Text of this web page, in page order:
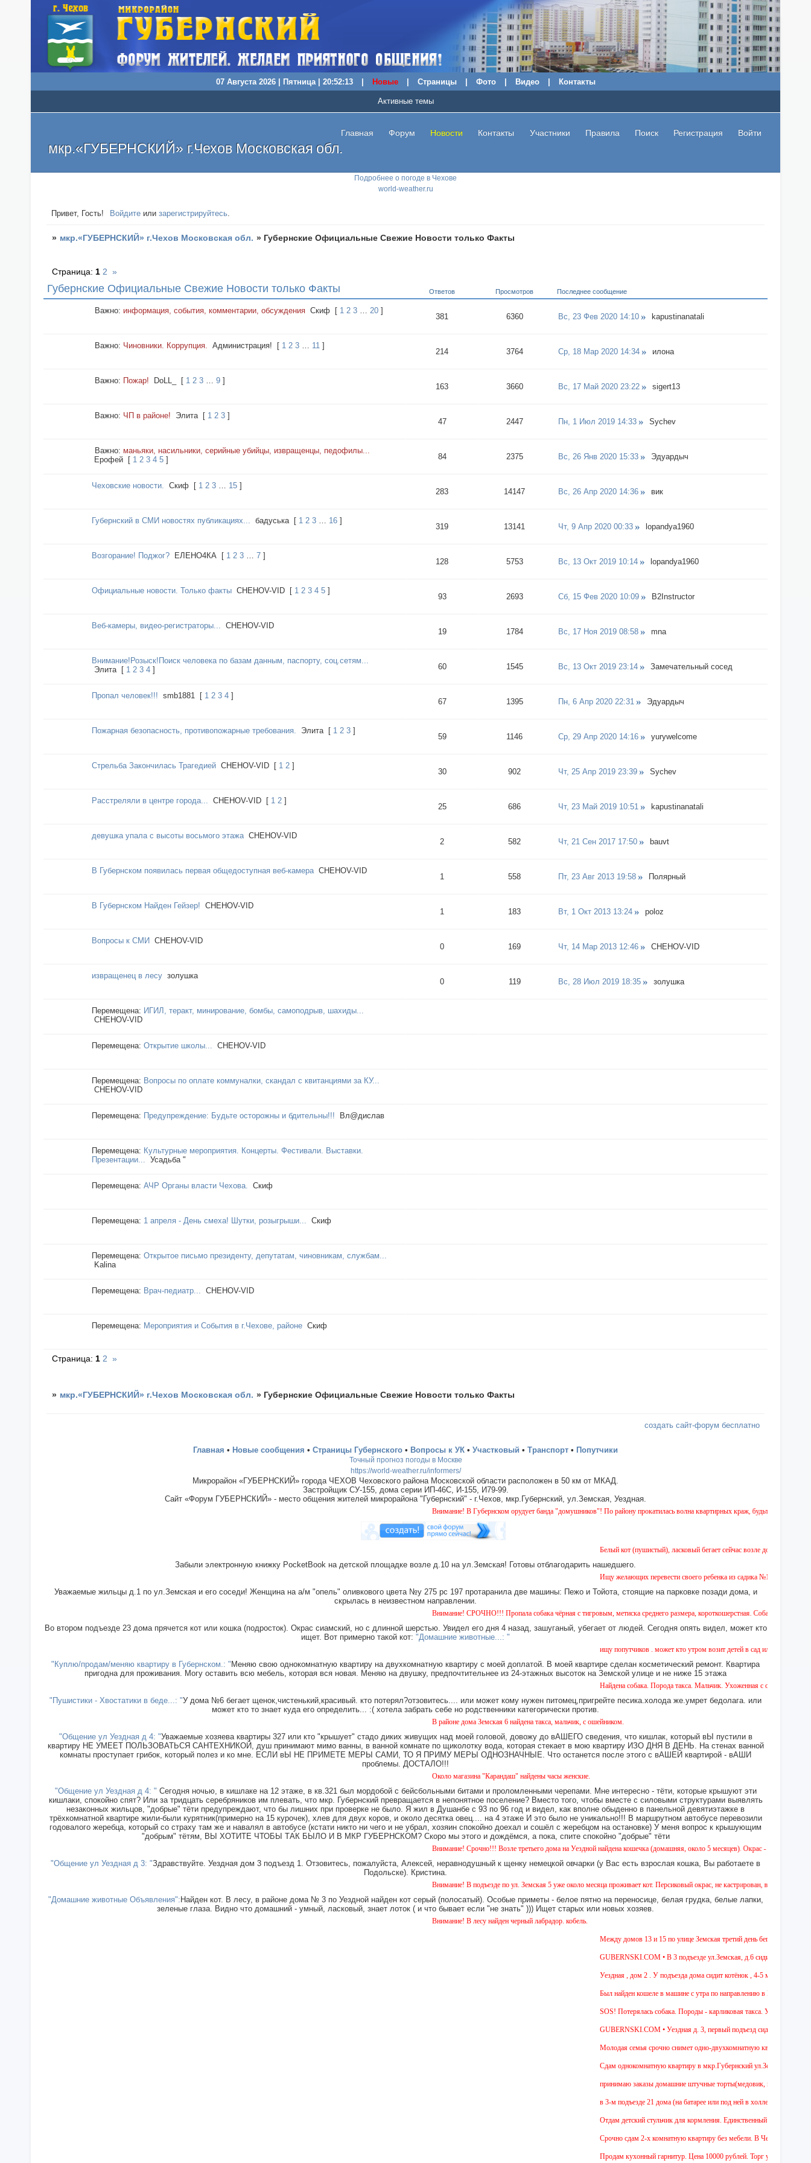
07 Августа 2026 | Пятница | 20:52:14 Новые Страницы Фото Видео Контакты
Подробнее о погоде в Чехове
world-weather.ru
мкр.«ГУБЕРНСКИЙ» г.Чехов Московская обл.
Главная Форум Новости Контакты Участники Правила Поиск Регистрация Войти
Активные темы
Привет, Гость! Войдите илизарегистрируйтесь.
» мкр.«ГУБЕРНСКИЙ» г.Чехов Московская обл. » Губернские Официальные Свежие Новости только Факты
Губернские Официальные Свежие Новости только Факты
Страница:1 2 »
Ответов Просмотров Последнее сообщение
Важно: информация, события, комментарии, обсуждения Cкиф [ 1 2 3 … 20 ]
381 6360 Вс, 23 Фев 2020 14:10 kapustinanatali
Важно: Чиновники. Коррупция. Администрация! [ 1 2 3 … 11 ]
214 3764 Ср, 18 Мар 2020 14:34 илона
Важно: Пожар! DoLL_ [ 1 2 3 … 9 ]
163 3660 Вс, 17 Май 2020 23:22 sigert13
Важно: ЧП в районе! Элита [ 1 2 3 ]
47 2447 Пн, 1 Июл 2019 14:33 Sychev
Важно: маньяки, насильники, серийные убийцы, извращенцы, педофилы...
Ерофей
[ 1 2 3 4 5 ] 84 2375 Вс, 26 Янв 2020 15:33 Эдуардыч
Чеховские новости. Cкиф [ 1 2 3 … 15 ]
283 14147 Вс, 26 Апр 2020 14:36 вик
Губернский в СМИ новостях публикациях... бадуська [ 1 2 3 … 16 ]
319 13141 Чт, 9 Апр 2020 00:33 lopandya1960
Возгорание! Поджог? ЕЛЕНО4КА [ 1 2 3 … 7 ]
128 5753 Вс, 13 Окт 2019 10:14 lopandya1960
Официальные новости. Только факты CHEHOV-VID [ 1 2 3 4 5 ]
93 2693 Сб, 15 Фев 2020 10:09 B2Instructor
Веб-камеры, видео-регистраторы... CHEHOV-VID
19 1784 Вс, 17 Ноя 2019 08:58 mna
Внимание!Розыск!Поиск человека по базам данным, паспорту, соц.сетям...
Элита
[ 1 2 3 4 ] 60 1545 Вс, 13 Окт 2019 23:14 Замечательный сосед
Пропал человек!!! smb1881 [ 1 2 3 4 ]
67 1395 Пн, 6 Апр 2020 22:31 Эдуардыч
Пожарная безопасность, противопожарные требования. Элита [ 1 2 3 ]
59 1146 Ср, 29 Апр 2020 14:16 yurywelcome
Стрельба Закончилась Трагедией CHEHOV-VID [ 1 2 ]
30 902 Чт, 25 Апр 2019 23:39 Sychev
Расстреляли в центре города... CHEHOV-VID [ 1 2 ]
25 686 Чт, 23 Май 2019 10:51 kapustinanatali
девушка упала с высоты восьмого этажа CHEHOV-VID
2 582 Чт, 21 Сен 2017 17:50 bauvt
В Губернском появилась первая общедоступная веб-камера CHEHOV-VID
1 558 Пт, 23 Авг 2013 19:58 Полярный
В Губернском Найден Гейзер! CHEHOV-VID
1 183 Вт, 1 Окт 2013 13:24 poloz
Вопросы к СМИ CHEHOV-VID
0 169 Чт, 14 Мар 2013 12:46 CHEHOV-VID
извращенец в лесу золушка
0 119 Вс, 28 Июл 2019 18:35 золушка
Перемещена: ИГИЛ, теракт, минирование, бомбы, самоподрыв, шахиды...
CHEHOV-VID
Перемещена: Открытие школы... CHEHOV-VID
Перемещена: Вопросы по оплате коммуналки, скандал с квитанциями за КУ...
CHEHOV-VID
Перемещена: Предупреждение: Будьте осторожны и бдительны!!! Вл@дислав
Перемещена: Культурные мероприятия. Концерты. Фестивали. Выставки.
Презентации... Усадьба "
Перемещена: АЧР Органы власти Чехова. Cкиф
Перемещена: 1 апреля - День смеха! Шутки, розыгрыши... Cкиф
Перемещена: Открытое письмо президенту, депутатам, чиновникам, службам...
Kalina
Перемещена: Врач-педиатр... CHEHOV-VID
Перемещена: Мероприятия и События в г.Чехове, районе Cкиф
Страница: 1 2 »
» мкр.«ГУБЕРНСКИЙ» г.Чехов Московская обл. » Губернские Официальные Свежие Новости только Факты
создать сайт-форум бесплатно
Главная • Новые сообщения • Страницы Губернского • Вопросы к УК • Участковый • Транспорт • Попутчики
Точный прогноз погоды в Москве
https://world-weather.ru/informers/
Микрорайон «ГУБЕРНСКИЙ» города ЧЕХОВ Чеховского района Московской области расположен в 50 км от МКАД.
Застройщик СУ-155, дома серии ИП-46С, И-155, И79-99.
Сайт «Форум ГУБЕРНСКИЙ» - место общения жителей микрорайона "Губернский" - г.Чехов, мкр.Губернский, ул.Земская, Уездная.
Внимание! В Губернском орудует банда "домушников"! По району прокатилась волна квартирных краж, будьте бдительны!
Белый кот (пушистый), ласковый бегает сейчас возле дома № 2 на
Забыли электронную книжку PocketBook на детской площадке возле д.10 на ул.Земская! Готовы отблагодарить нашедшего.
Ищу желающих перевести своего ребенка из садика №11 в садик № 26.
Уважаемые жильцы д.1 по ул.Земская и его соседи! Женщина на а/м "опель" оливкового цвета №у 275 рс 197 протаранила две машины: Пежо и Тойота, стоящие на парковке позади дома, и
скрылась в неизвестном направлении.
Внимание! СРОЧНО!!! Пропала собака чёрная с тигровым, метиска среднего размера, короткошерстная. Собака пугливая, не
Во втором подъезде 23 дома прячется кот или кошка (подросток). Окрас сиамский, но с длинной шерстью. Увидел его дня 4 назад, зашуганый, убегает от людей. Сегодня опять видел, может кто
ищет. Вот примерно такой кот: "Домашние животные...: "
ищу попутчиков . может кто утром возит детей в сад или в школу в город
"Куплю/продам/меняю квартиру в Губернском.: "Меняю свою однокомнатную квартиру на двухкомнатную квартиру с моей доплатой. В моей квартире сделан косметический ремонт. Квартира
пригодна для проживания. Могу оставить всю мебель, которая вся новая. Меняю на двушку, предпочтительнее из 24-этажных высоток на Земской улице и не ниже 15 этажа
Найдена собака. Порода такса. Мальчик. Ухоженная с ошейником. Найдена
"Пушистики - Хвостатики в беде...: "У дома №6 бегает щенок,чистенький,красивый. кто потерял?отзовитесь.... или может кому нужен питомец,пригрейте песика.холода же.умрет бедолага. или
может кто то знает куда его определить... :( хотела забрать себе но родственники категорически против.
В районе дома Земская 6 найдена такса, мальчик, с ошейником.
"Общение ул Уездная д 4: "Уважаемые хозяева квартиры 327 или кто "крышует" стадо диких живущих над моей головой, довожу до вАШЕГО сведения, что кишлак, который вЫ пустили в
квартиру НЕ УМЕЕТ ПОЛЬЗОВАТЬСЯ САНТЕХНИКОЙ, душ принимают мимо ванны, в ванной комнате по щиколотку вода, которая стекает в мою квартиру ИЗО ДНЯ В ДЕНЬ. На стенах ванной
комнаты проступает грибок, который полез и ко мне. ЕСЛИ вЫ НЕ ПРИМЕТЕ МЕРЫ САМИ, ТО Я ПРИМУ МЕРЫ ОДНОЗНАЧНЫЕ. Что останется после этого с вАШЕЙ квартирой - вАШИ
проблемы. ДОСТАЛО!!!
Около магазина "Карандаш" найдены часы женские.
"Общение ул Уездная д 4: " Сегодня ночью, в кишлаке на 12 этаже, в кв.321 был мордобой с бейсбольными битами и проломленными черепами. Мне интересно - тёти, которые крышуют эти
кишлаки, спокойно спят? Или за тридцать серебряников им плевать, что мкр. Губернский превращается в непонятное поселение? Вместо того, чтобы вместе с силовыми структурами выявлять
незаконных жильцов, "добрые" тёти предупреждают, что бы лишних при проверке не было. Я жил в Душанбе с 93 по 96 год и видел, как вполне обыденно в панельной девятиэтажке в
трёхкомнатной квартире жили-были курятник(примерно на 15 курочек), хлев для двух коров, и около десятка овец.... на 4 этаже И это было не уникально!!! В маршрутном автобусе перевозили
годовалого жеребца, который со страху там же и навалял в автобусе (кстати никто ни чего и не убрал, хозяин спокойно доехал и сошёл с жеребцом на остановке) У меня вопрос к крышующим
"добрым" тётям, ВЫ ХОТИТЕ ЧТОБЫ ТАК БЫЛО И В МКР ГУБЕРНСКОМ? Скоро мы этого и дождёмся, а пока, спите спокойно "добрые" тёти
Внимание! Срочно!!! Возле третьего дома на Уездной найдена кошечка (домашняя, около 5 месяцев). Окрас - камышовый, на один
"Общение ул Уездная д 3: "Здравствуйте. Уездная дом 3 подъезд 1. Отзовитесь, пожалуйста, Алексей, неравнодушный к щенку немецкой овчарки (у Вас есть взрослая кошка, Вы работаете в
Подольске). Кристина.
Внимание! В подъезде по ул. Земская 5 уже около месяца проживает кот. Персиковый окрас, не кастрирован, возраст менее года,
"Домашние животные Объявления":Найден кот. В лесу, в районе дома № 3 по Уездной найден кот серый (полосатый). Особые приметы - белое пятно на переносице, белая грудка, белые лапки,
зеленые глаза. Видно что домашний - умный, ласковый, знает лоток ( и что бывает если "не знать" ))) Ищет старых или новых хозяев.
Внимание! В лесу найден черный лабрадор. кобель.
Между домов 13 и 15 по улице Земская третий день бегает собака из
GUBERNSKI.COM • В 3 подъезде ул.Земская, д.6 сидит очень голодная
Уездная , дом 2 . У подъезда дома сидит котёнок , 4-5 мес , девочка.
Был найден кошеле в машине с утра по направлению в Москву,девушка
SOS! Потерялась собака. Породы - карликовая такса. Уважаемые
GUBERNSKI.COM • Уездная д. 3, первый подъезд сидит
Молодая семья срочно снимет одно-двухкомнатную квартиру на
Cдам однокомнатную квартиру в мкр.Губернский ул.Земская. Ремонт от
принимаю заказы домашние штучные торты(медовик, муравейник,
в 3-м подъезде 21 дома (на батарее или под ней в холле) тоскует и
Отдам детский стульчик для кормления. Единственный минус - нет
Срочно сдам 2-х комнатную квартиру без мебели. В Чехове буду после
Продам кухонный гарнитур. Цена 10000 рублей. Торг уместен.